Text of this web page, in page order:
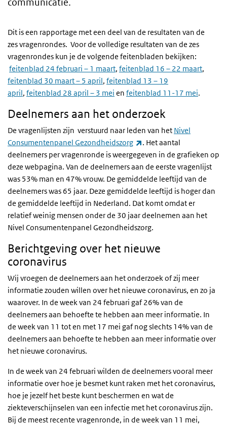
Dit is een rapportage met een deel van de resultaten van de
zes vragenrondes. Voor de volledige resultaten van de zes
vragenrondes kun je de volgende feitenbladen bekijken:
feitenblad 24 februari – 1 maart, feitenblad 16 – 22 maart,
feitenblad 30 maart – 5 april, feitenblad 13 – 19
april, feitenblad 28 april – 3 mei en feitenblad 11-17 mei.
Deelnemers aan het onderzoek
De vragenlijsten zijn verstuurd naar leden van het Nivel
Consumentenpanel Gezondheidszorg
(externe link)
. Het aantal
deelnemers per vragenronde is weergegeven in de grafieken op
deze webpagina. Van de deelnemers aan de eerste vragenlijst
was 53% man en 47% vrouw. De gemiddelde leeftijd van de
deelnemers was 65 jaar. Deze gemiddelde leeftijd is hoger dan
de gemiddelde leeftijd in Nederland. Dat komt omdat er
relatief weinig mensen onder de 30 jaar deelnemen aan het
Nivel Consumentenpanel Gezondheidszorg.
Berichtgeving over het nieuwe
coronavirus
Wij vroegen de deelnemers aan het onderzoek of zij meer
informatie zouden willen over het nieuwe coronavirus, en zo ja
waarover. In de week van 24 februari gaf 26% van de
deelnemers aan behoefte te hebben aan meer informatie. In
de week van 11 tot en met 17 mei gaf nog slechts 14% van de
deelnemers aan behoefte te hebben aan meer informatie over
het nieuwe coronavirus.
In de week van 24 februari wilden de deelnemers vooral meer
informatie over hoe je besmet kunt raken met het coronavirus,
hoe je jezelf het beste kunt beschermen en wat de
ziekteverschijnselen van een infectie met het coronavirus zijn.
Bij de meest recente vragenronde, in de week van 11 mei,